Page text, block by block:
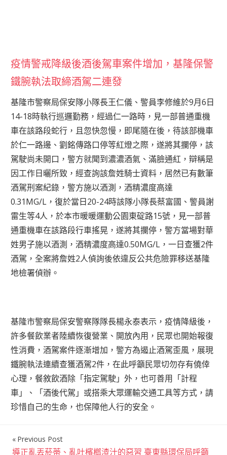
疫情警戒降級後酒後駕車案件增加，基隆保警
鐵腕執法取締酒駕二連發
基隆市警察局保安隊小隊長王仁儀、警員李修維於9月6日
14-18時執行巡邏勤務，經過仁一路時，見一部普通重機
車在該路段蛇行，且忽快忽慢，即尾隨在後，待該部機車
於仁一路邊、劉銘傳路口停等紅燈之際，遂將其攔停，該
駕駛尚未開口，警方就聞到濃濃酒氣、滿臉通紅，辯稱是
因工作日曬所致，經查詢該詹姓騎士資料，居然已有數筆
酒駕刑案紀錄，警方施以酒測，酒精濃度高達
0.31MG/L，復於當日20-24時該隊小隊長蔡富國、警員謝
雷生等4人，於本市暖暖運動公園東碇路15號，見一部普
通重機車在該路段行車搖晃，遂將其攔停，警方當場對華
姓男子施以酒測，酒精濃度高達0.50MG/L，一日查獲2件
酒駕，全案將詹姓2人偵詢後依違反公共危險罪移送基隆
地檢署偵辦。
基隆市警察局保安警察隊隊長楊永泰表示，疫情降級後，
許多餐飲業者陸續恢復營業、開放內用，民眾也開始報復
性消費，酒駕案件逐漸增加，警方為遏止酒駕歪風，展現
鐵腕執法連續查獲酒駕2件，在此呼籲民眾切勿存有僥倖
心理，餐敘飲酒除「指定駕駛」外，也可善用「計程
車」、「酒後代駕」或搭乘大眾運輸交通工具等方式，請
珍惜自己的生命，也保障他人行的安全。
文Previous Post
導正亂丟菸蒂、亂吐檳榔渣汁的惡習 臺東縣環保局呼籲